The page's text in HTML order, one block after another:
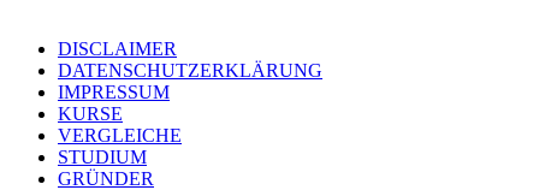
DISCLAIMER
DATENSCHUTZERKLÄRUNG
IMPRESSUM
KURSE
VERGLEICHE
STUDIUM
GRÜNDER